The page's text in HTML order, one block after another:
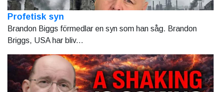
Profetisk syn
Brandon Biggs förmedlar en syn som han såg. Brandon
Briggs, USA har bliv...